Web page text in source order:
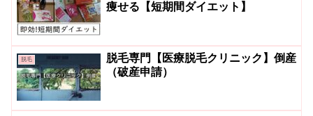
痩せる【短期間ダイエット】
脱毛
脱毛専門【医療脱毛クリニック】倒産
（破産申請）